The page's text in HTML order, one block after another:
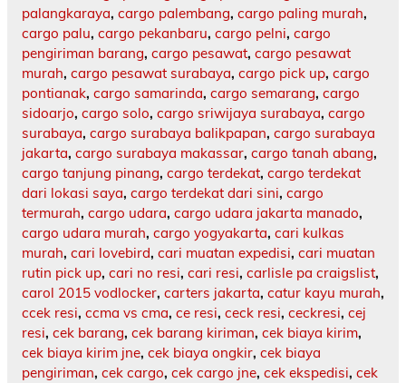
palangkaraya, cargo palembang, cargo paling murah,
cargo palu, cargo pekanbaru, cargo pelni, cargo
pengiriman barang, cargo pesawat, cargo pesawat
murah, cargo pesawat surabaya, cargo pick up, cargo
pontianak, cargo samarinda, cargo semarang, cargo
sidoarjo, cargo solo, cargo sriwijaya surabaya, cargo
surabaya, cargo surabaya balikpapan, cargo surabaya
jakarta, cargo surabaya makassar, cargo tanah abang,
cargo tanjung pinang, cargo terdekat, cargo terdekat
dari lokasi saya, cargo terdekat dari sini, cargo
termurah, cargo udara, cargo udara jakarta manado,
cargo udara murah, cargo yogyakarta, cari kulkas
murah, cari lovebird, cari muatan expedisi, cari muatan
rutin pick up, cari no resi, cari resi, carlisle pa craigslist,
carol 2015 vodlocker, carters jakarta, catur kayu murah,
ccek resi, ccma vs cma, ce resi, ceck resi, ceckresi, cej
resi, cek barang, cek barang kiriman, cek biaya kirim,
cek biaya kirim jne, cek biaya ongkir, cek biaya
pengiriman, cek cargo, cek cargo jne, cek ekspedisi, cek